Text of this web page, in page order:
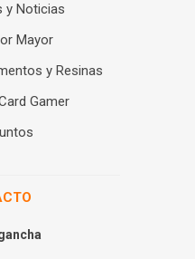
y Noticias
Mayor
y Resinas
Gamer